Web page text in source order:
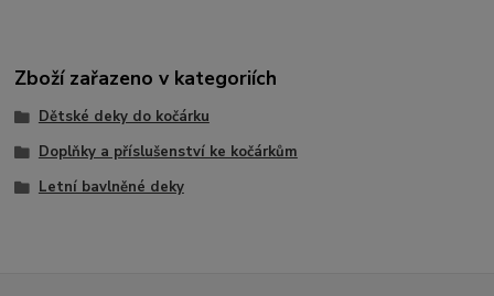
Zboží zařazeno v kategoriích
Dětské deky do kočárku
Doplňky a příslušenství ke kočárkům
Letní bavlněné deky